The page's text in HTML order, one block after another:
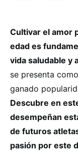
Cultivar el amor
edad es
vida saludable y
se presenta
ganado
Descubre en
desempeñan
de futuros
pasión por este